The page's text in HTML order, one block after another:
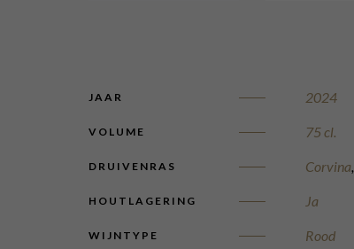
JAAR 2024
VOLUME 75 cl.
DRUIVENRAS Corvina,
HOUTLAGERING Ja
WIJNTYPE Rood